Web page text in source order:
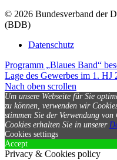
© 2026 Bundesverband der
(BDB)
Datenschutz
Programm „Blaues Band“
Lage des Gewerbes im 1. HJ
Nach oben scrollen
Um unsere Webseite für Sie
zu können, verwenden wir
stimmen Sie der Verwendung von
Cookies erhalten Sie in unserer
Cookies settings
Accept
Privacy & Cookies policy